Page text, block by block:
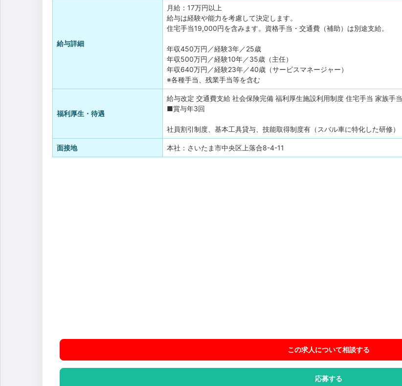
給与詳細
月給：17万円以上
給与は経験や能力を考慮して決定します。
住宅手当19,000円を含みます。資格手当・交通費（補助）は別途支給。
年収450万円／経験3年／25歳
年収500万円／経験10年／35歳（主任）
年収640万円／経験23年／40歳（サービスマネージャー）
※各種手当、残業手当等を含む
福利厚生・待遇
給与改定 交通費支給 社会保険完備 福利厚生施設利用制度 住宅手当 家族手当
■賞与年3回
社員割引制度、基本工具貸与、技能取得制度有（スバル車に特化した研修）
面接地 本社：さいたま市中央区上落合8-4-11
この求人について相談する
応募する